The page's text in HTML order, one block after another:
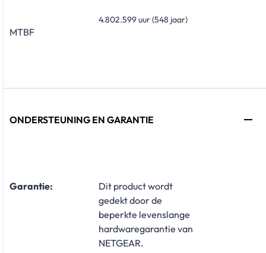
MTBF
4.802.599 uur (548 jaar)
ONDERSTEUNING EN GARANTIE
Garantie:
Dit product wordt
gedekt door de
beperkte levenslange
hardwaregarantie van
NETGEAR.